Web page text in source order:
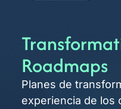
Roadmaps
Planes de
experiencia de los